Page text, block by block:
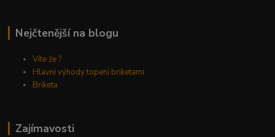
Nejčtenější na blogu
Víte že ?
Hlavní výhody topení briketami
Briketa
Zajímavosti